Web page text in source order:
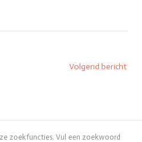
Volgend bericht
zoekfuncties. Vul een zoekwoord